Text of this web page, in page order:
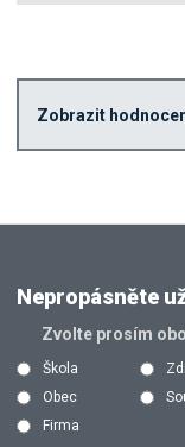
Zobrazit
Nepropásněte
Zvolte prosím
Škola
Obec
Firma